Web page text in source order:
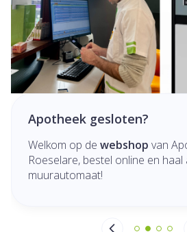
Apotheek gesloten?
Welkom op de webshop van
Roeselare, bestel online en haal
muurautomaat!